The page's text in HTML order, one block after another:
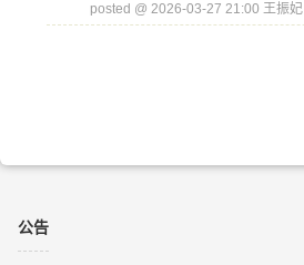
posted @ 2026-03-27 21:00 王振妃
公告